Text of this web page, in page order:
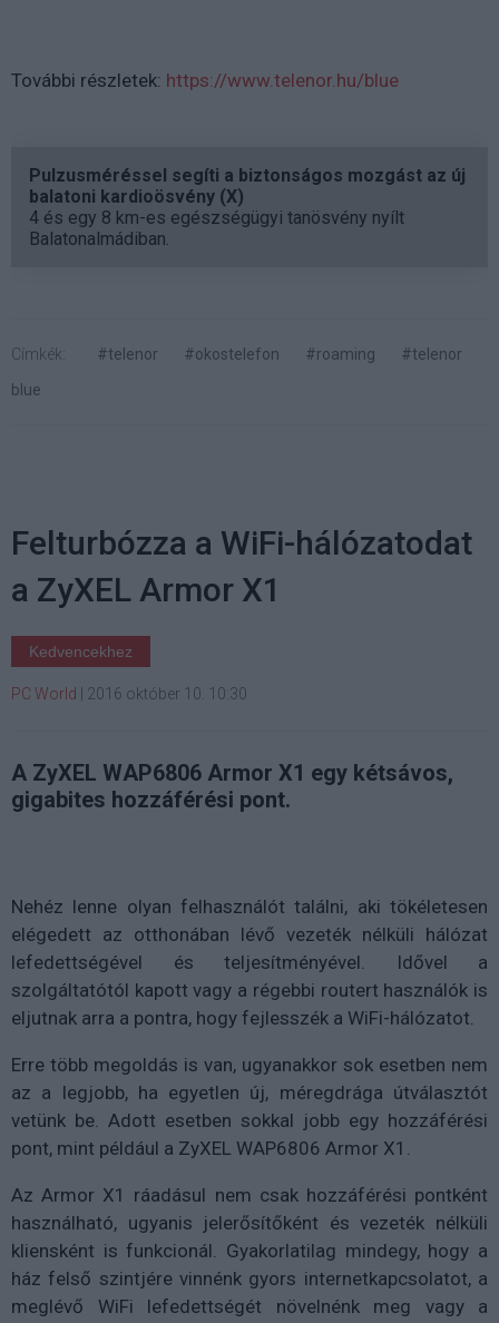
További részletek: https://www.telenor.hu/blue
Pulzusméréssel segíti a biztonságos mozgást az új
balatoni kardioösvény (X)
4 és egy 8 km-es egészségügyi tanösvény nyílt
Balatonalmádiban.
Címkék: #telenor #okostelefon #roaming
#telenor
blue
Felturbózza a WiFi-hálózatodat
a ZyXEL Armor X1
Kedvencekhez
PC World 2016 október 10. 10:30
A ZyXEL WAP6806 Armor X1 egy kétsávos,
gigabites hozzáférési pont.
Nehéz lenne olyan felhasználót találni, aki tökéletesen
elégedett az otthonában lévő vezeték nélküli hálózat
lefedettségével és teljesítményével. Idővel a
szolgáltatótól kapott vagy a régebbi routert használók is
eljutnak arra a pontra, hogy fejlesszék a WiFi-hálózatot.
Erre több megoldás is van, ugyanakkor sok esetben nem
az a legjobb, ha egyetlen új, méregdrága útválasztót
vetünk be. Adott esetben sokkal jobb egy hozzáférési
pont, mint például a ZyXEL WAP6806 Armor X1.
Az Armor X1 ráadásul nem csak hozzáférési pontként
használható, ugyanis jelerősítőként és vezeték nélküli
kliensként is funkcionál. Gyakorlatilag mindegy, hogy a
ház felső szintjére vinnénk gyors internetkapcsolatot, a
meglévő WiFi lefedettségét növelnénk meg vagy a